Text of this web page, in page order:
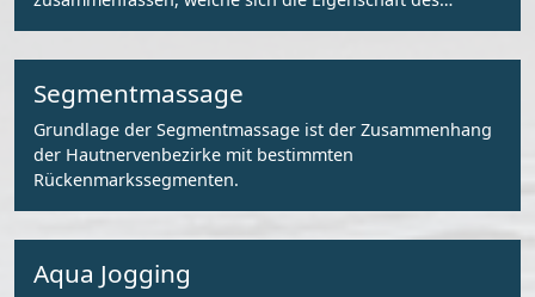
Segmentmassage
Grundlage der Segmentmassage ist der Zusammenhang
der Hautnervenbezirke mit bestimmten
Rückenmarkssegmenten.
Aqua Jogging